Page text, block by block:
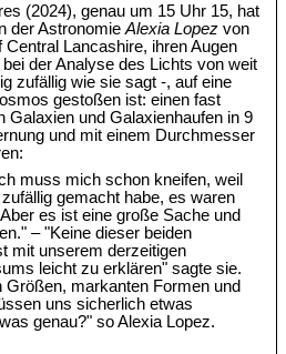
(2024), genau um 15 Uhr 15, hat
der AstronomieAlexia Lopez von
Lancashire, ihren Augen
der Analyse des Lichts von weit
zufällig wie sie sagt -, auf eine
gestoßen ist: einen fast
Galaxien und Galaxienhaufen in 9
und mit einem Durchmesser
muss mich schon kneifen, weil
gemacht habe, es waren
es ist eine große Sache und
– "Keine dieser beiden
mit unserem derzeitigen
leicht zu erklären" sagte sie.
markanten Formen und
uns sicherlich etwas
genau?" so Alexia Lopez.